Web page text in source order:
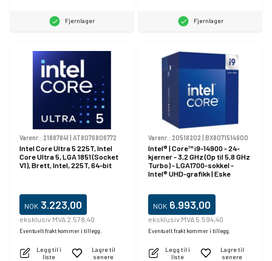
Fjernlager Fjernlager
Varenr.: 21887841 | AT8076806772
Intel Core Ultra 5 225T, Intel
Core Ultra 5, LGA 1851 (Socket
V1), Brett, Intel, 225T, 64-bit
NOK 3.223,00
eksklusiv MVA 2.578,40
Eventuelt frakt kommer i tillegg.
Legg til i
liste
Lagre til
senere
Varenr.: 20518202 | BX8071514900
Intel® | Core™ i9-14900 - 24-
kjerner - 3,2 GHz (Op til 5,8 GHz
Turbo) - LGA1700-sokkel -
Intel® UHD-grafikk | Eske
NOK 6.993,00
eksklusiv MVA 5.594,40
Eventuelt frakt kommer i tillegg.
Legg til i
liste
Lagre til
senere